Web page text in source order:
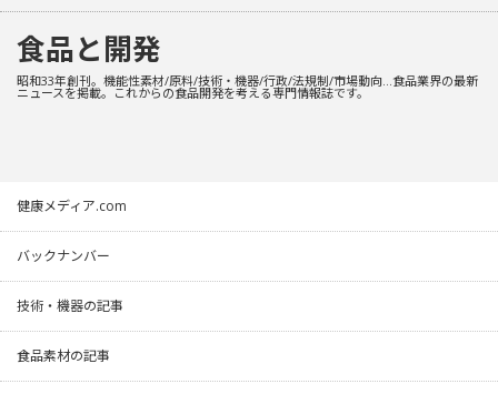
食品と開発
昭和33年創刊。機能性素材/原料/技術・機器/行政/法規制/市場動向…食品業界の最新
ニュースを掲載。これからの食品開発を考える専門情報誌です。
健康メディア.com
バックナンバー
技術・機器の記事
食品素材の記事